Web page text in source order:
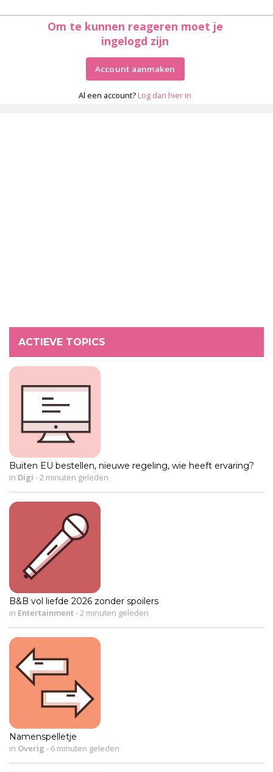
Om te kunnen reageren moet je
ingelogd zijn
Account aanmaken
Al een account? Log dan hier in
ACTIEVE TOPICS
Buiten EU bestellen, nieuwe regeling, wie heeft ervaring?
in Digi -2 minuten geleden
B&B vol liefde 2026 zonder spoilers
in Entertainment-2 minuten geleden
Namenspelletje
in Overig - 6 minuten geleden